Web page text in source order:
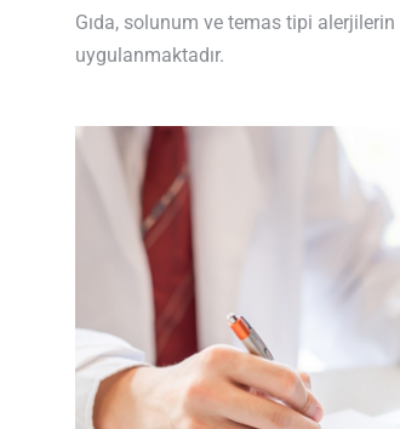
Gıda, solunum ve temas tipi
uygulanmaktadır.